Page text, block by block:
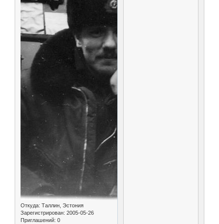
Откуда: Таллин, Эстония
Зарегистрирован: 2005-05-26
Приглашений: 0